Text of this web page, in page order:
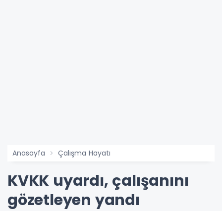
Anasayfa Çalışma Hayatı
KVKK uyardı, çalışanını
gözetleyen yandı